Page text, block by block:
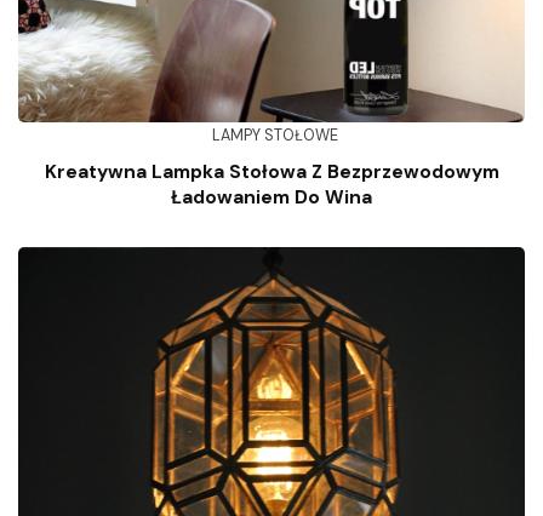
LAMPY STOŁOWE
Kreatywna Lampka Stołowa Z Bezprzewodowym
Ładowaniem Do Wina